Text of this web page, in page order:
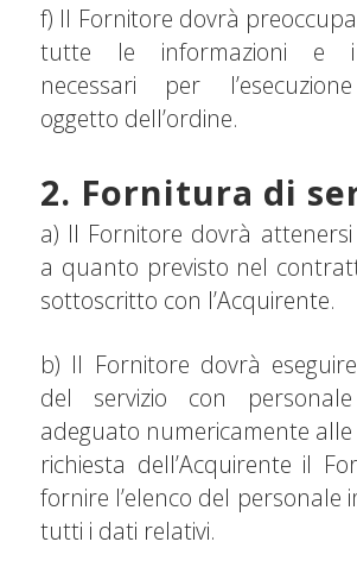
f) Il Fornitore dovrà
tutte le informazioni e i
necessari per
oggetto dell’ordine.
2. Fornitura di
a) Il Fornitore dovrà
a quanto previsto nel
sottoscritto con l’Acquirente.
b) Il Fornitore dovrà
del servizio con
adeguato numericamente alle
richiesta dell’Acquirente il
fornire l’elenco del personale
tutti i dati relativi.